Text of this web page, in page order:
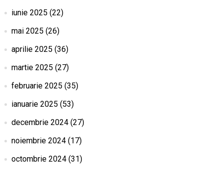
iunie 2025 (22)
mai 2025 (26)
aprilie 2025 (36)
martie 2025 (27)
februarie 2025 (35)
ianuarie 2025 (53)
decembrie 2024(27)
noiembrie 2024(17)
octombrie 2024(31)